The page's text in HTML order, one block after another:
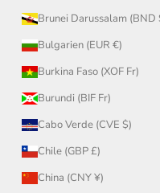
Brunei Darussalam (BND
Bulgarien (EUR €)
Burkina Faso (XOF Fr)
Burundi (BIF Fr)
Cabo Verde (CVE $)
Chile (GBP £)
China (CNY ¥)